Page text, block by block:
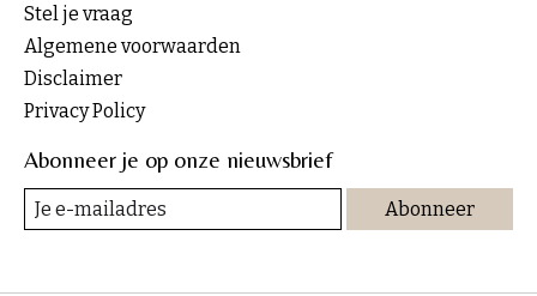
Stel je vraag
Algemene voorwaarden
Disclaimer
Privacy Policy
Abonneer je op onze nieuwsbrief
Abonneer